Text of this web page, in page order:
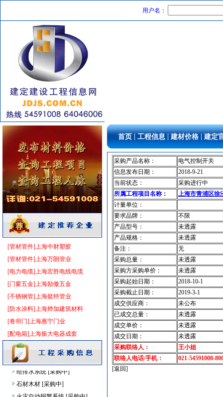
用户名：
[管材管件]上海中财塑胶
[管材管件]上海万朗管业
[电力电缆]上海宏胜电线电缆
[门窗五金]上海励傲五金
[不锈钢管]上海挺特管业
[防水涂料]上海烨加建筑材料
[卷帘门]上海惠宁门业
[配电箱]上海振大电器成套
电线电缆 [采购中]
防水防腐 [采购中]
阀门组件室外排水等 [采购中]
钢质防火门 [采购中]
防火隔热 [采购中]
[采购中]
变频给水设备 [采购中]
隔汽层材料 [采购中]
装修材料
[采购中]
石材木材 [采购中]
变配电
消防工程 [采购中]
电梯工程 [采购中]
运输机摊铺机 [采购中]
工控电器
阀门组件室外排水等
空调设备 [采购中]
供水设备 [采购中]
日光灯 [采购中]
铝合金门窗 [采购中]
管材管件 [采购中]
防火阀 [采购中]
低压电器 [采购中]
消防水泵接合器 [采购中]
外墙装饰
防雷接地 [采购中]
石材木材 [采购中]
火灾自动报警系统 [采购中]
首页 工程信息 建材价格 建定
采购产品名称：
电气控制开关
信息发布日期：
2018-9-21
当前状态：
采购进行中
所属工程项目名称：
上海市青浦区徐
计量单位：
要求品牌：
不限
产品型号：
未透露
产品规格：
未透露
备注：
无
采购总量：
未透露
采购方采购单价：
未透露
采购起始日期：
2018-10-1
采购截止日期：
2019-3-1
成交供应商：
未公布
已成交总量：
未透露
成交单价：
未透露
成交日期：
未透露
采购联络人：
王小姐
联络人电话/手机：
021-54591008-
[返回]